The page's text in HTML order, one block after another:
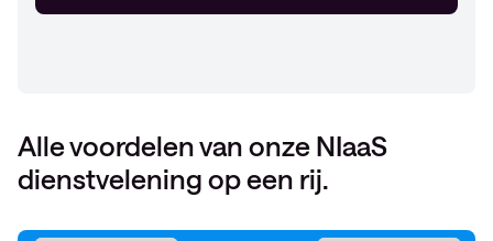
Alle voordelen van onze NIaaS
dienstvelening op een rij.